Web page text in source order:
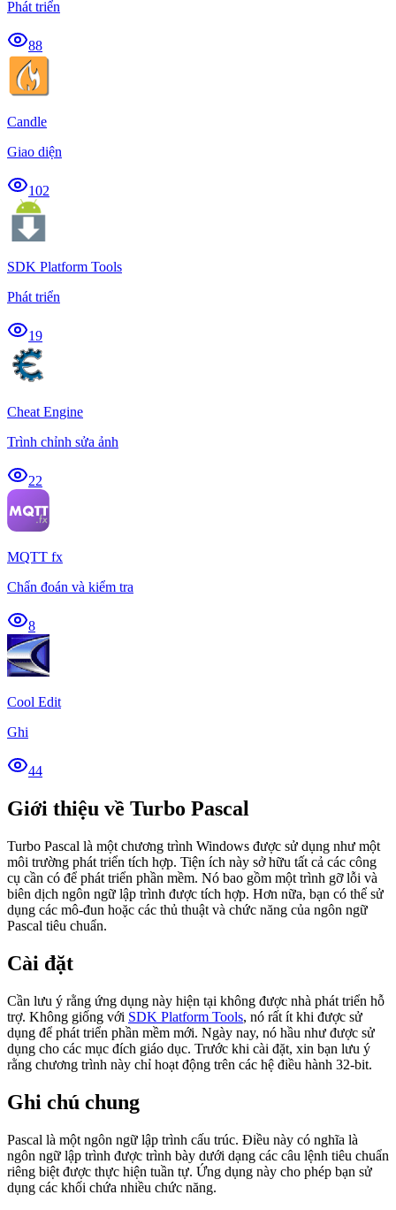
Phát triển
88
Candle
Giao diện
102
SDK Platform Tools
Phát triển
19
Cheat Engine
Trình chỉnh sửa ảnh
22
MQTT fx
Chẩn đoán và kiểm tra
8
Cool Edit
Ghi
44
Giới thiệu về Turbo Pascal
Turbo Pascal là một chương trình Windows được sử dụng như một
môi trường phát triển tích hợp. Tiện ích này sở hữu tất cả các công
cụ cần có để phát triển phần mềm. Nó bao gồm một trình gỡ lỗi và
biên dịch ngôn ngữ lập trình được tích hợp. Hơn nữa, bạn có thể sử
dụng các mô-đun hoặc các thủ thuật và chức năng của ngôn ngữ
Pascal tiêu chuẩn.
Cài đặt
Cần lưu ý rằng ứng dụng này hiện tại không được nhà phát triển hỗ
trợ. Không giống với SDK Platform Tools, nó rất ít khi được sử
dụng để phát triển phần mềm mới. Ngày nay, nó hầu như được sử
dụng cho các mục đích giáo dục. Trước khi cài đặt, xin bạn lưu ý
rằng chương trình này chỉ hoạt động trên các hệ điều hành 32-bit.
Ghi chú chung
Pascal là một ngôn ngữ lập trình cấu trúc. Điều này có nghĩa là
ngôn ngữ lập trình được trình bày dưới dạng các câu lệnh tiêu chuẩn
riêng biệt được thực hiện tuần tự. Ứng dụng này cho phép bạn sử
dụng các khối chứa nhiều chức năng.